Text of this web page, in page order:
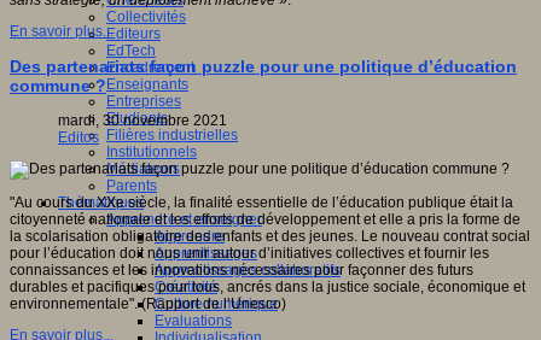
Collectivités
Editeurs
EdTech
Encadrement
Enseignants
Entreprises
Etudiants
Filières industrielles
Institutionnels
Médiateurs
Parents
Thématiques
Apprendre et enseigner
Apprendre
Apprentissages
Apprentissages collaboratifs
Créativité
Culture numérique
Evaluations
En savoir plus...
Des partenariats façon puzzle pour une politique d’éducation
commune ?
mardi, 30 novembre 2021
Editos
"Au cours du XXe siècle, la finalité essentielle de l’éducation publique était la
citoyenneté nationale et les efforts de développement et elle a pris la forme de
la scolarisation obligatoire des enfants et des jeunes. Le nouveau contrat social
pour l’éducation doit nous unir autour d’initiatives collectives et fournir les
connaissances et les innovations nécessaires pour façonner des futurs
durables et pacifiques pour tous, ancrés dans la justice sociale, économique et
environnementale". (Rapport de l’Unesco)
En savoir plus...